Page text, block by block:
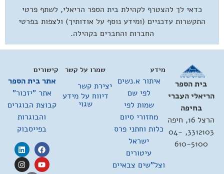
כדאי לך להצטרף לקהילת בית הספר הריאלי, לשתף פרטי
התקשרות עדכניים (ומידע נוסף על אודותיך) ולצפות בפרטי
החברות והחברים בקהילה.
בית הספר
הריאלי העברי
בחיפה
הרצל 16, חיפה
3312103, 04-
610-5100
מידע
איתור א.נשים
לפי שם
שמות לפי
מחזורי סיום
כלות וחתני פרס
ישראל
עיטורים
וצל"שים צבאיים
קישורים
אתר בית הספר
אתר "יזכור"
קבוצת הבוגרים
והבוגרות
בפייסבוק
שמרו על קשר
יצירת קשר
דיווח על מידע
שגוי